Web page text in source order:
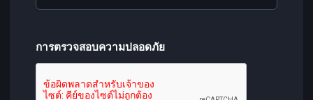
การตรวจสอบความปลอดภัย